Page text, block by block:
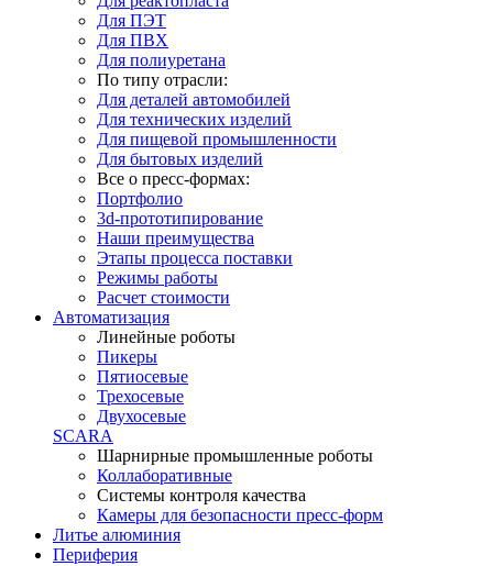
Для ПЭТ
Для ПВХ
Для полиуретана
По типу отрасли:
Для деталей автомобилей
Для технических изделий
Для пищевой промышленности
Для бытовых изделий
Все о пресс-формах:
Портфолио
3d-прототипирование
Наши преимущества
Этапы процесса поставки
Режимы работы
Расчет стоимости
Автоматизация
Линейные роботы
Пикеры
Пятиосевые
Трехосевые
Двухосевые
SCARA
Шарнирные промышленные роботы
Коллаборативные
Системы контроля качества
Камеры для безопасности пресс-форм
Литье алюминия
Периферия